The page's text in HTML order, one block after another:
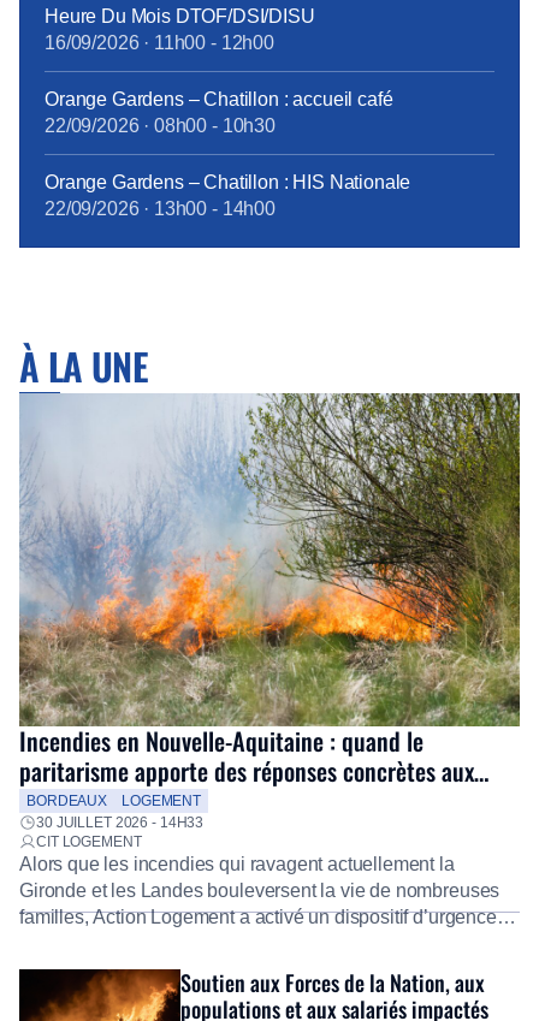
Heure Du Mois DTOF/DSI/DISU
16/09/2026· 11h00 - 12h00
Orange Gardens – Chatillon : accueil café
22/09/2026· 08h00 - 10h30
Orange Gardens – Chatillon : HIS Nationale
22/09/2026· 13h00 - 14h00
À LA UNE
Incendies en Nouvelle-Aquitaine : quand le
paritarisme apporte des réponses concrètes aux
salariés
BORDEAUX
LOGEMENT
30 JUILLET 2026 - 14H33
CIT LOGEMENT
Alors que les incendies qui ravagent actuellement la
Gironde et les Landes bouleversent la vie de nombreuses
familles, Action Logement a activé un dispositif d’urgence
Fidèle à sa mission d’utilité sociale, le Groupe mobilise
immédiatement ses équipes afin de proposer un diagnostic
Soutien aux Forces de la Nation, aux
populations et aux salariés impactés